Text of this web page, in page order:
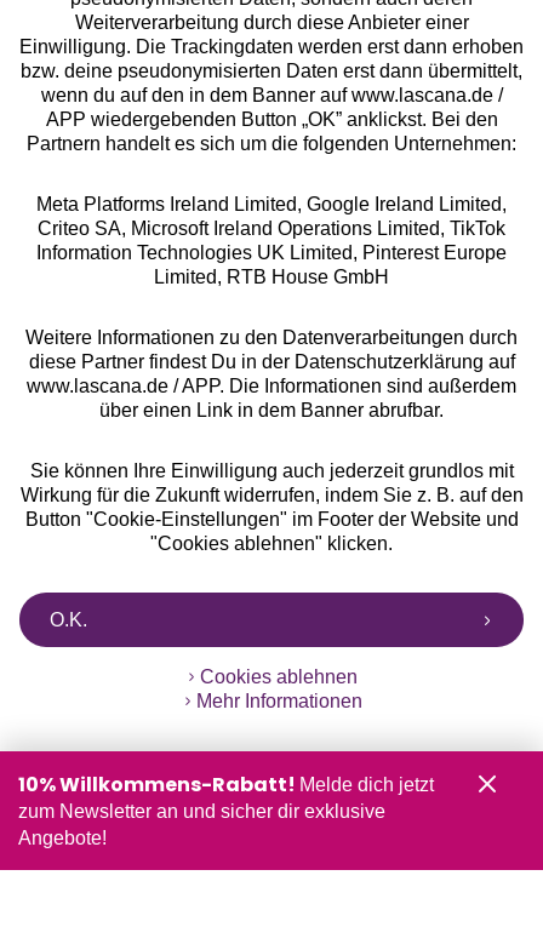
Über uns
Rechtliches
Alle Preise inkl. MwSt., zzgl.
Versandkosten
** Bonität vorausgesetzt, berechtigt zur Bonitätsprüfung
Weiterverarbeitung durch diese Anbieter einer
Einwilligung. Die Trackingdaten werden erst dann erhoben
bzw. deine pseudonymisierten Daten erst dann übermittelt,
wenn du auf den in dem Banner auf www.lascana.de /
APP wiedergebenden Button „OK” anklickst. Bei den
Partnern handelt es sich um die folgenden Unternehmen:
Meta Platforms Ireland Limited, Google Ireland Limited,
Criteo SA, Microsoft Ireland Operations Limited, TikTok
Information Technologies UK Limited, Pinterest Europe
Limited, RTB House GmbH
Weitere Informationen zu den Datenverarbeitungen durch
diese Partner findest Du in der Datenschutzerklärung auf
www.lascana.de / APP. Die Informationen sind außerdem
über einen Link in dem Banner abrufbar.
Sie können Ihre Einwilligung auch jederzeit grundlos mit
Wirkung für die Zukunft widerrufen, indem Sie z. B. auf den
Button "Cookie-Einstellungen" im Footer der Website und
"Cookies ablehnen" klicken.
O.K.
Cookies ablehnen
Mehr Informationen
10% Willkommens-Rabatt! Melde dich jetzt
zum Newsletter an und sicher dir exklusive
Angebote!